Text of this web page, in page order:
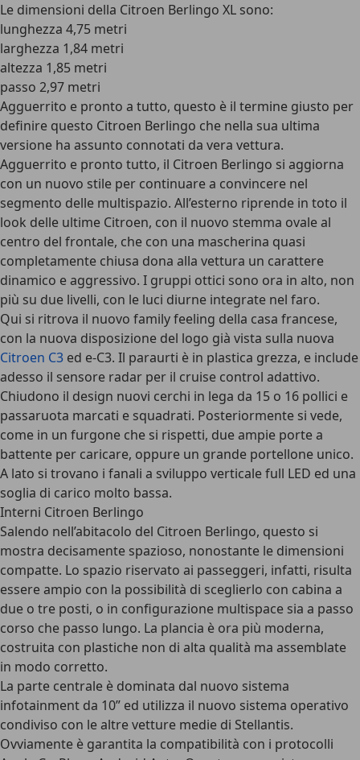
Le dimensioni della Citroen Berlingo XL sono:
lunghezza 4,75 metri
larghezza 1,84 metri
altezza 1,85 metri
passo 2,97 metri
Agguerrito e pronto a tutto, questo è il termine giusto per
definire questo Citroen Berlingo che nella sua ultima
versione ha assunto connotati da vera vettura.
Agguerrito e pronto tutto, il Citroen Berlingo si aggiorna
con un nuovo stile per continuare a convincere nel
segmento delle multispazio. All’esterno riprende in toto il
look delle ultime Citroen, con il nuovo stemma ovale al
centro del frontale, che con una mascherina quasi
completamente chiusa dona alla vettura un carattere
dinamico e aggressivo. I gruppi ottici sono ora in alto, non
più su due livelli, con le luci diurne integrate nel faro.
Qui si ritrova il nuovo family feeling della casa francese,
con la nuova disposizione del logo già vista sulla nuova
Citroen C3 ed e-C3. Il paraurti è in plastica grezza, e include
adesso il sensore radar per il cruise control adattivo.
Chiudono il design nuovi cerchi in lega da 15 o 16 pollici e
passaruota marcati e squadrati. Posteriormente si vede,
come in un furgone che si rispetti, due ampie porte a
battente per caricare, oppure un grande portellone unico.
A lato si trovano i fanali a sviluppo verticale full LED ed una
soglia di carico molto bassa.
Interni Citroen Berlingo
Salendo nell’abitacolo del Citroen Berlingo, questo si
mostra decisamente spazioso, nonostante le dimensioni
compatte. Lo spazio riservato ai passeggeri, infatti, risulta
essere ampio con la possibilità di sceglierlo con cabina a
due o tre posti, o in configurazione multispace sia a passo
corso che passo lungo. La plancia è ora più moderna,
costruita con plastiche non di alta qualità ma assemblate
in modo corretto.
La parte centrale è dominata dal nuovo sistema
infotainment da 10” ed utilizza il nuovo sistema operativo
condiviso con le altre vetture medie di Stellantis.
Ovviamente è garantita la compatibilità con i protocolli